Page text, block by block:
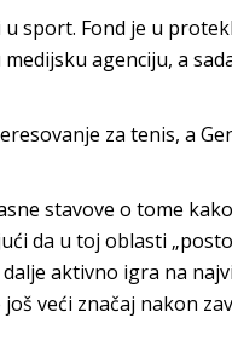
sport. Fond je u
agenciju, a
za tenis, a
stavove o tome
da u toj oblasti
aktivno igra na
veći značaj nakon